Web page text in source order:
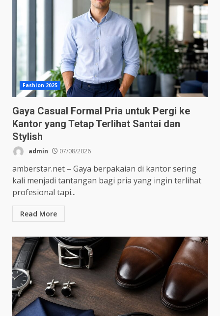
Fashion 2025
Gaya Casual Formal Pria untuk Pergi ke
Kantor yang Tetap Terlihat Santai dan
Stylish
admin 07/08/2026
amberstar.net – Gaya berpakaian di kantor sering
kali menjadi tantangan bagi pria yang ingin terlihat
profesional tapi...
Read More